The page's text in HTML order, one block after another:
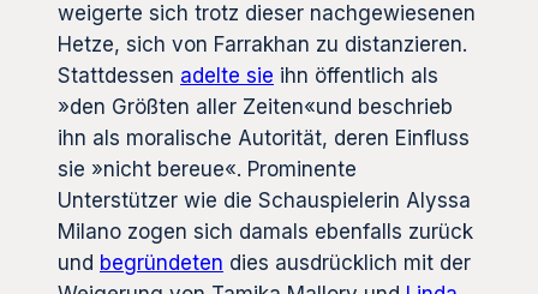
weigerte sich trotz dieser nachgewiesenen
Hetze, sich von Farrakhan zu distanzieren.
Stattdessen adelte sie ihn öffentlich als
»den Größten aller Zeiten«und beschrieb
ihn als moralische Autorität, deren Einfluss
sie »nicht bereue«. Prominente
Unterstützer wie die Schauspielerin Alyssa
Milano zogen sich damals ebenfalls zurück
und begründeten dies ausdrücklich mit der